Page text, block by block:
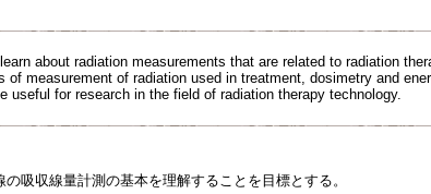
about radiation measurements that are related to radiation
of measurement of radiation used in treatment, dosimetry and
useful for research in the field of radiation therapy technology.
吸収線量計測の基本を理解することを目標とする。